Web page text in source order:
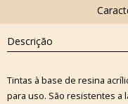
Descrição
Tintas à base de resina
para uso. São resistentes a